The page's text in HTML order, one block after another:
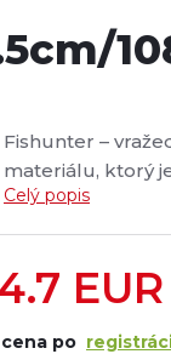
Fishunter –
materiálu, ktorý
čím generuje
Celý popis
EUR
cena po